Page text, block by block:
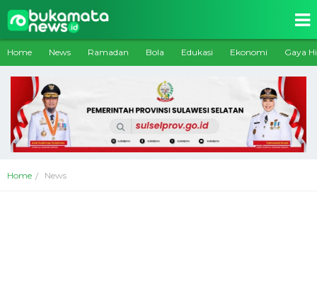
Home News Ramadan Bola Edukasi Ekonomi Gaya
Home News